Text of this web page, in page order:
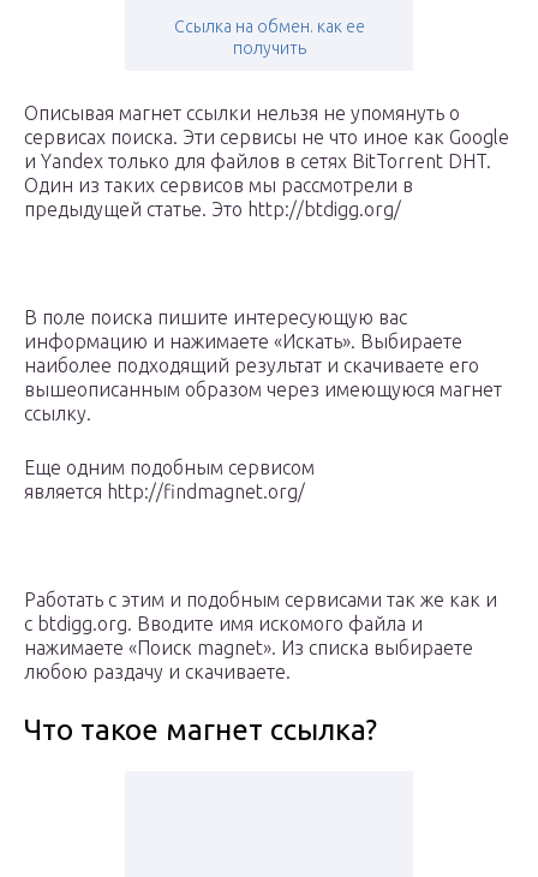
Ссылка на обмен. как ее
получить
Описывая магнет ссылки нельзя не упомянуть о
сервисах поиска. Эти сервисы не что иное как Google
и Yandex только для файлов в сетях BitTorrent DHT.
Один из таких сервисов мы рассмотрели в
предыдущей статье. Это http://btdigg.org/
В поле поиска пишите интересующую вас
информацию и нажимаете «Искать». Выбираете
наиболее подходящий результат и скачиваете его
вышеописанным образом через имеющуюся магнет
ссылку.
Еще одним подобным сервисом
является http://findmagnet.org/
Работать с этим и подобным сервисами так же как и
с btdigg.org. Вводите имя искомого файла и
нажимаете «Поиск magnet». Из списка выбираете
любою раздачу и скачиваете.
Что такое магнет ссылка?